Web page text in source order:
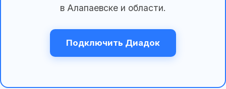
в Алапаевске и области.
Подключить Диадок